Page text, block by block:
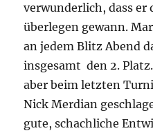
verwunderlich, dass er
überlegen gewann.
an jedem Blitz Abend
insgesamt den 2.
aber beim letzten
Nick Merdian
gute, schachliche